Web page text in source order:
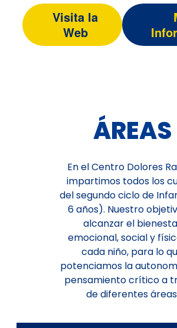
Visita la
Web
ÁREAS
En el Centro Dolores
impartimos todos los
del segundo ciclo de
6 años). Nuestro
alcanzar el
emocional, social y
cada niño, para lo
potenciamos la
pensamiento crítico a
de diferentes